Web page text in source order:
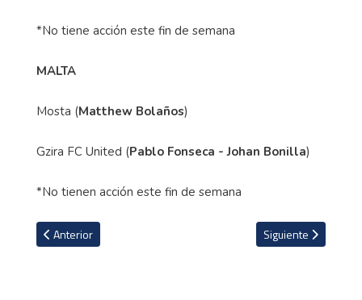
*No tiene acción este fin de semana
MALTA
Mosta (Matthew Bolaños)
Gzira FC United (Pablo Fonseca - Johan Bonilla)
*No tienen acción este fin de semana
Artículo anterior: VIDEO: Buen debut de Youstin Salas con el
Anterior Artículo siguiente:
Siguiente